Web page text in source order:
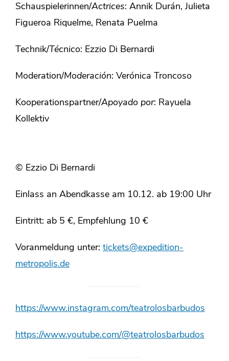
Schauspielerinnen/Actrices: Annik Durán, Julieta
Figueroa Riquelme, Renata Puelma
Technik/Técnico: Ezzio Di Bernardi
Moderation/Moderación: Verónica Troncoso
Kooperationspartner/Apoyado por: Rayuela
Kollektiv
© Ezzio Di Bernardi
Einlass an Abendkasse am 10.12. ab 19:00 Uhr
Eintritt: ab 5 €, Empfehlung 10 €
Voranmeldung unter: tickets@expedition-
metropolis.de
https://www.instagram.com/teatrolosbarbudos
https://www.youtube.com/@teatrolosbarbudos